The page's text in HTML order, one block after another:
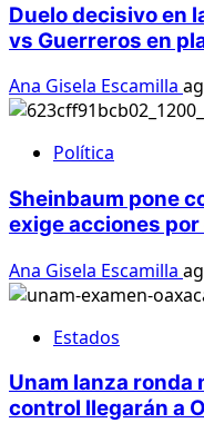
Duelo decisivo en
vs Guerreros en
Ana Gisela Escamilla
Política
Sheinbaum pone
exige acciones
Ana Gisela Escamilla
Estados
Unam lanza ronda
control llegarán a